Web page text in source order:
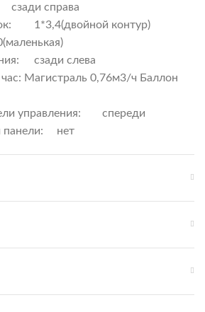
сзади справа
1*3,4(двойной контур)
сзади слева
час: Магистраль 0,76м3/ч Баллон
управления:
спереди
панели:
нет